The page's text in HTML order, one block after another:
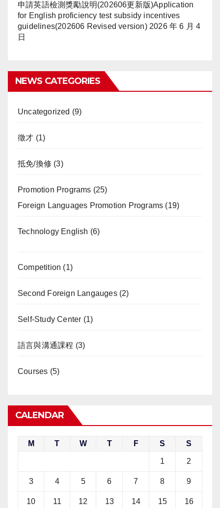
申請英語檢測獎勵說明(202606更新版)Application
for English proficiency test subsidy incentives
guidelines(202606 Revised version) 2026 年 6 月 4
日
NEWS CATEGORIES
Uncategorized (9)
徵才 (1)
抵免/換修 (3)
Promotion Programs (25)
Foreign Languages Promotion Programs (19)
Technology English (6)
Competition (1)
Second Foreign Langauges(2)
Self-Study Center (1)
語言與溝通課程 (3)
Courses (5)
CALENDAR
M T W T F S S
1 2
3 4 5 6 7 8 9
10 11 12 13 14 15 16